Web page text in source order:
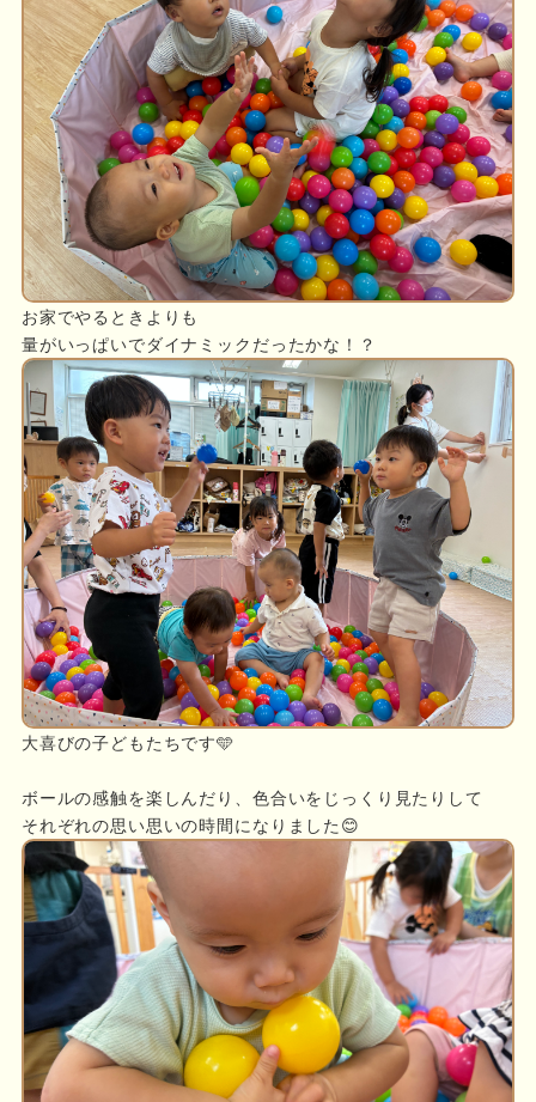
お家でやるときよりも
量がいっぱいでダイナミックだったかな！？
大喜びの子どもたちです🩵
ボールの感触を楽しんだり、色合いをじっくり見たりして
それぞれの思い思いの時間になりました😊